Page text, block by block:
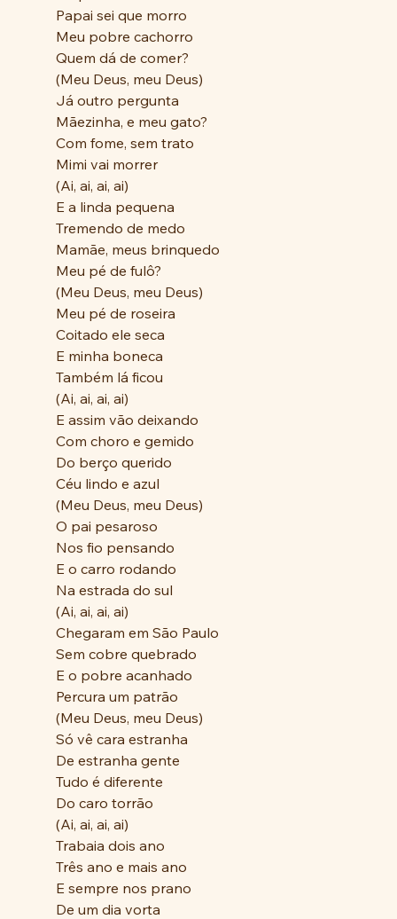
Papai sei que morro
Meu pobre cachorro
Quem dá de comer?
(Meu Deus, meu Deus)
Já outro pergunta
Mãezinha, e meu gato?
Com fome, sem trato
Mimi vai morrer
(Ai, ai, ai, ai)
E a linda pequena
Tremendo de medo
Mamãe, meus brinquedo
Meu pé de fulô?
(Meu Deus, meu Deus)
Meu pé de roseira
Coitado ele seca
E minha boneca
Também lá ficou
(Ai, ai, ai, ai)
E assim vão deixando
Com choro e gemido
Do berço querido
Céu lindo e azul
(Meu Deus, meu Deus)
O pai pesaroso
Nos fio pensando
E o carro rodando
Na estrada do sul
(Ai, ai, ai, ai)
Chegaram em São Paulo
Sem cobre quebrado
E o pobre acanhado
Percura um patrão
(Meu Deus, meu Deus)
Só vê cara estranha
De estranha gente
Tudo é diferente
Do caro torrão
(Ai, ai, ai, ai)
Trabaia dois ano
Três ano e mais ano
E sempre nos prano
De um dia vorta